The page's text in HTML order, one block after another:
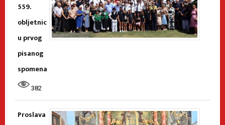
559.
obljetnic
u prvog
pisanog
spomena
382
Proslava